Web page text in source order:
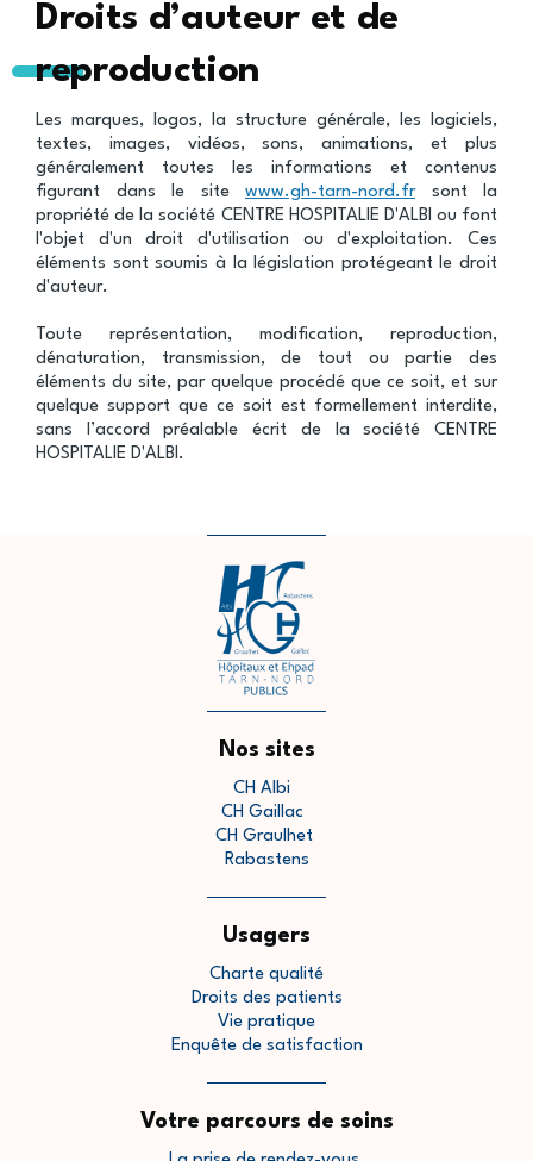
Droits d’auteur et de
reproduction
Les marques, logos, la structure générale, les logiciels,
textes, images, vidéos, sons, animations, et plus
généralement toutes les informations et contenus
figurant dans le site www.gh-tarn-nord.frsont la
propriété de la société CENTRE HOSPITALIE D'ALBI ou font
l'objet d'un droit d'utilisation ou d'exploitation. Ces
éléments sont soumis à la législation protégeant le droit
d'auteur.
Toute représentation, modification, reproduction,
dénaturation, transmission, de tout ou partie des
éléments du site, par quelque procédé que ce soit, et sur
quelque support que ce soit est formellement interdite,
sans l’accord préalable écrit de la société CENTRE
HOSPITALIE D'ALBI.
Nos sites
CH Albi
CH Gaillac
CH Graulhet
Rabastens
Usagers
Charte qualité
Droits des patients
Vie pratique
Enquête de satisfaction
Votre parcours de soins